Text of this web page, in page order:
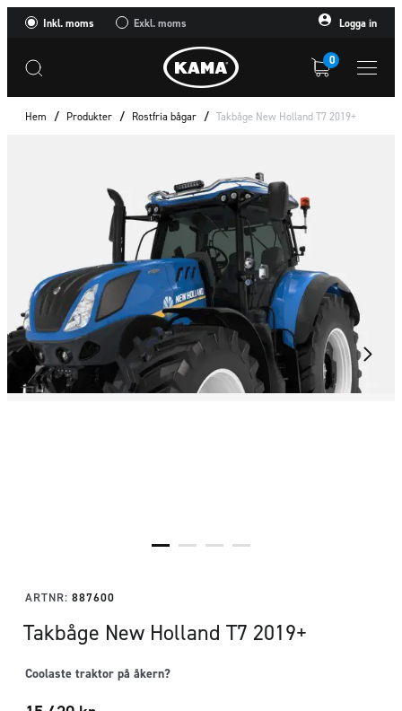
Inkl. moms Exkl. moms Logga in
0
Hem / Produkter / Rostfria bågar / Takbåge New Holland T7 2019+
ARTNR: 887600
Takbåge New Holland T7 2019+
Coolaste traktor på åkern?